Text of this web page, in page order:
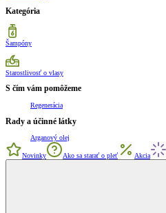
Kategória
Šampóny
Starostlivosť o vlasy
S čím vám pomôžeme
Regenerácia
Rady a účinné látky
Arganový olej
Novinky Ako sa starať o pleť Akcia